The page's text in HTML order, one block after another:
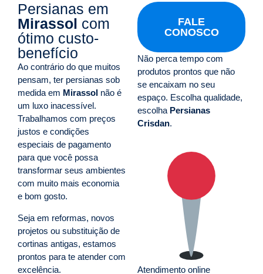
Persianas em
Mirassol com
ótimo custo-
benefício
Ao contrário do que muitos
pensam, ter persianas sob
medida em Mirassol não é
um luxo inacessível.
Trabalhamos com preços
justos e condições
especiais de pagamento
para que você possa
transformar seus ambientes
com muito mais economia
e bom gosto.
Seja em reformas, novos
projetos ou substituição de
cortinas antigas, estamos
prontos para te atender com
excelência.
FALE
CONOSCO
Não perca tempo com
produtos prontos que não
se encaixam no seu
espaço. Escolha qualidade,
escolha Persianas
Crisdan.
Atendimento online